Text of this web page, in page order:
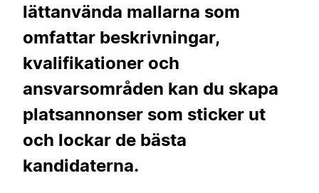
lättanvända mallarna som
omfattar beskrivningar,
kvalifikationer och
ansvarsområden kan du skapa
platsannonser som sticker ut
och lockar de bästa
kandidaterna.